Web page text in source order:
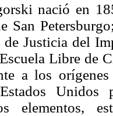
nació en
San
Justicia del
Libre de
a los
Unidos
elementos,